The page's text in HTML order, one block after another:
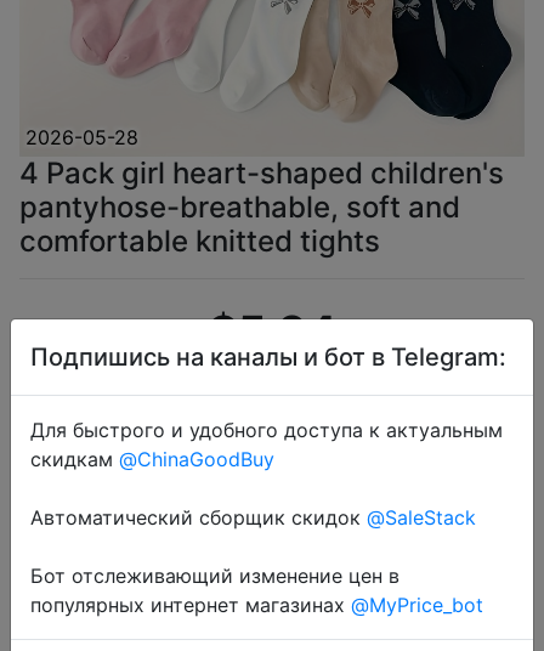
2026-05-28
4 Pack girl heart-shaped children's
pantyhose-breathable, soft and
comfortable knitted tights
$5.94
Coins
Подпишись на каналы и бот в Telegram:
Для быстрого и удобного доступа к актуальным
скидкам @ChinaGoodBuy
Автоматический сборщик скидок @SaleStack
Бот отслеживающий изменение цен в
популярных интернет магазинах @MyPrice_bot